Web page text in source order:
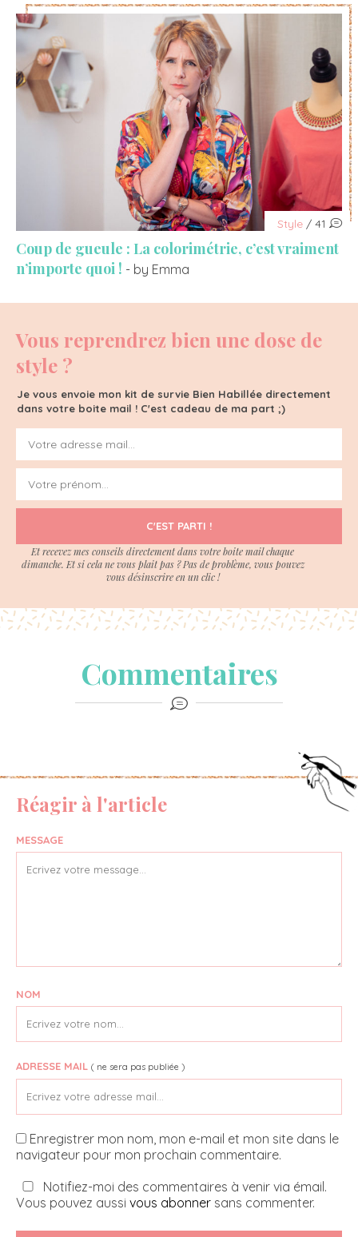
Style / 41
Coup de gueule : La colorimétrie, c’est vraiment
n’importe quoi ! - by Emma
Vous reprendrez bien une dose de
style ?
Je vous envoie mon kit de survie Bien Habillée directement
dans votre boite mail ! C'est cadeau de ma part ;)
C'EST PARTI !
Et recevez mes conseils directement dans votre boite mail chaque
dimanche. Et si cela ne vous plait pas ? Pas de problème, vous pouvez
vous désinscrire en un clic !
Commentaires
Réagir à l'article
MESSAGE
NOM
ADRESSE MAIL ( ne sera pas publiée )
Enregistrer mon nom, mon e-mail et mon site dans le
navigateur pour mon prochain commentaire.
Notifiez-moi des commentaires à venir via émail.
Vous pouvez aussi vous abonner sans commenter.